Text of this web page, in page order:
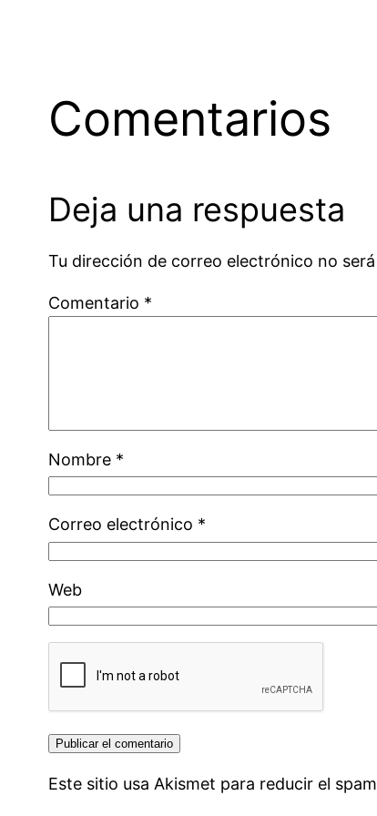
Comentarios
Deja una respuesta
Tu dirección de correo electrónico no
Comentario *
Nombre *
Correo electrónico *
Web
Este sitio usa Akismet para reducir el